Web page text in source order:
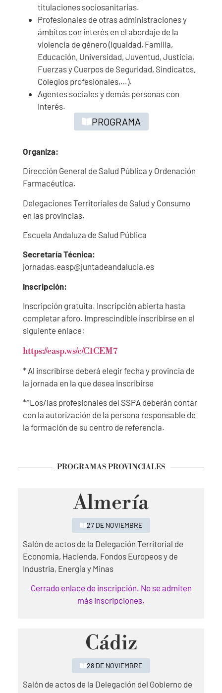
titulaciones sociosanitarias.
Profesionales de otras administraciones y
ámbitos con interés en el abordaje de la
violencia de género (Igualdad, Familia,
Educación, Universidad, Juventud, Justicia,
Fuerzas y Cuerpos de Seguridad, Sindicatos,
Colegios profesionales,…).
Agentes sociales y demás personas con
interés.
PROGRAMA
Organiza:
Dirección General de Salud Pública y Ordenación
Farmacéutica.
Delegaciones Territoriales de Salud y Consumo
en las provincias.
Escuela Andaluza de Salud Pública
Secretaría Técnica:
jornadas.easp@juntadeandalucia.es
Inscripción:
Inscripción gratuita. Inscripción abierta hasta
completar aforo. Imprescindible inscribirse en el
siguiente enlace:
https://easp.ws/c/C1CEM7
* Al inscribirse deberá elegir fecha y provincia de
la jornada en la que desea inscribirse
**Los/las profesionales del SSPA deberán contar
con la autorización de la persona responsable de
la formación de su centro de referencia.
PROGRAMAS PROVINCIALES
Almería
27 DE NOVIEMBRE
Salón de actos de la Delegación Territorial de
Economía, Hacienda, Fondos Europeos y de
Industria, Energía y Minas
Cerrado enlace de inscripción. No se admiten
más inscripciones.
Cádiz
28 DE NOVIEMBRE
Salón de actos de la Delegación del Gobierno de